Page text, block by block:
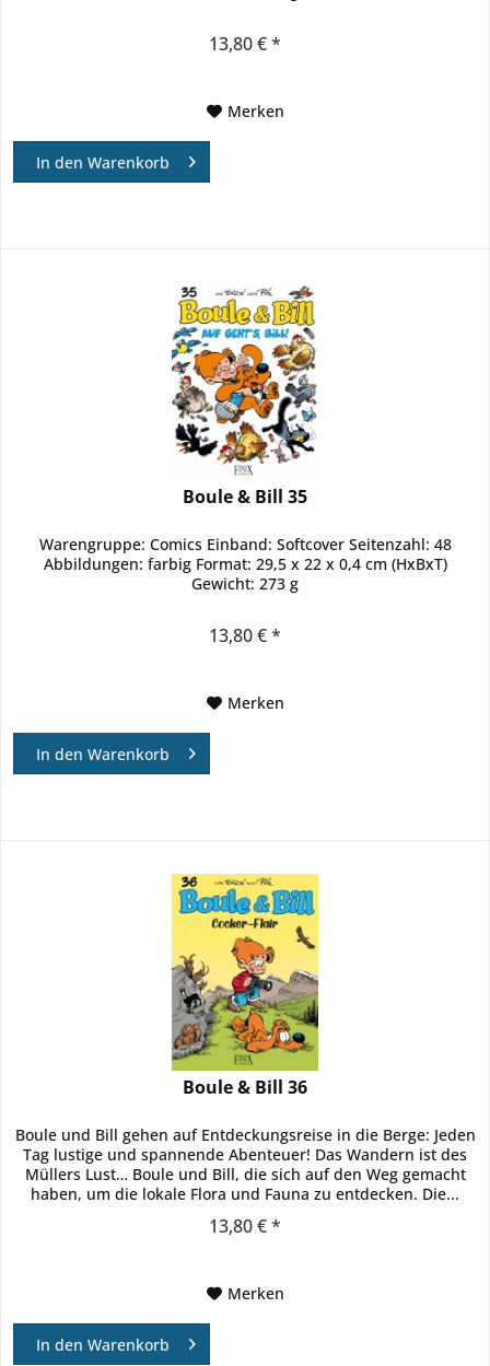
13,80 € *
Merken
In den Warenkorb
Boule & Bill 35
Warengruppe: Comics Einband: Softcover Seitenzahl: 48
Abbildungen: farbig Format: 29,5 x 22 x 0,4 cm (HxBxT)
Gewicht: 273 g
13,80 € *
Merken
In den Warenkorb
Boule & Bill 36
Boule und Bill gehen auf Entdeckungsreise in die Berge: Jeden
Tag lustige und spannende Abenteuer! Das Wandern ist des
Müllers Lust… Boule und Bill, die sich auf den Weg gemacht
haben, um die lokale Flora und Fauna zu entdecken. Die...
13,80 € *
Merken
In den Warenkorb